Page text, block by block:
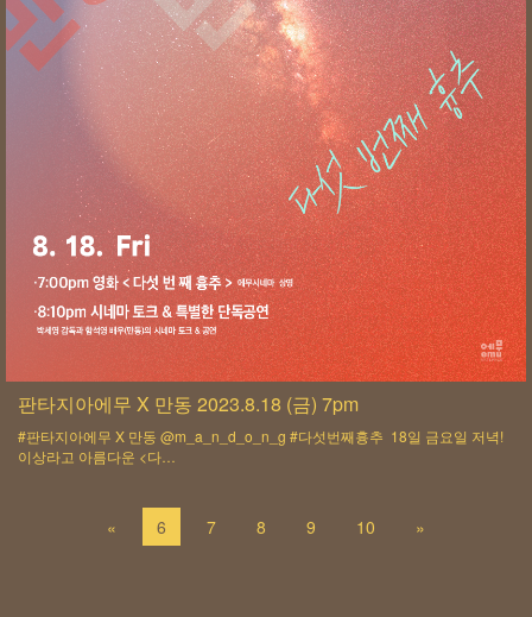
판타지아에무 X 만동 2023.8.18 (금) 7pm
#판타지아에무 X 만동 @m_a_n_d_o_n_g #다섯번째흉추 18일 금요일 저녁!
이상라고 아름다운 <다…
« 6 7 8 9 10 »